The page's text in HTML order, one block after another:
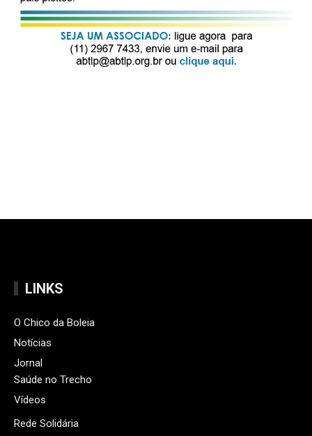
LINKS
O Chico da Boleia
Notícias
Jornal
Saúde no Trecho
Vídeos
Rede Solidária